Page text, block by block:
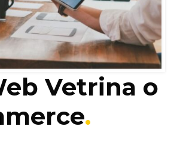
Vetrina o
.